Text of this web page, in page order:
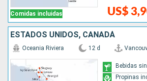
Comidas incluidas US$
ESTADOS UNIDOS, CANADÁ
Oceania Riviera 12 d
Bebidas
Propinas